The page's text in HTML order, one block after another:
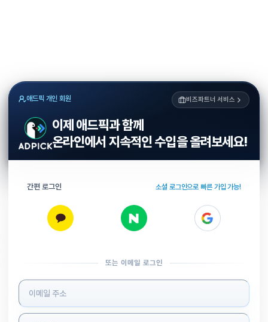
애드픽 개인 회원 비즈파트너 서비스
이제 애드픽과 함께
온라인에서 지속적인 수입을 올려보세요!
간편 로그인 소셜 로그인으로 빠른 가입 가능!
또는 이메일 로그인
로그인 정보 입력